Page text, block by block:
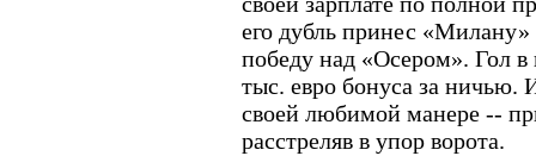
его дубль принес
победу над «Осером». Гол в
тыс. евро бонуса за ничью.
своей любимой манере --
расстреляв в упор ворота.